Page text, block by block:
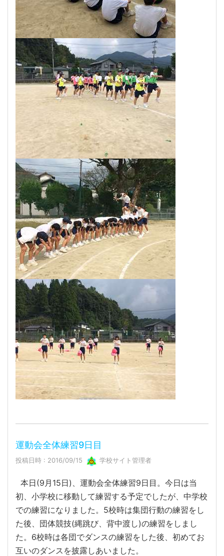
運動会全体練習9日目
投稿日時 : 2016/09/15 学校サイト管理者
本日(9月15日)、運動会全体練習9日目。今日は当
初、小学校に移動して練習する予定でしたが、中学校
での練習になりました。5校時は集団行動の練習をし
た後、団体競技(縄跳び、背中渡し)の練習をしまし
た。6校時は各団でダンスの練習をした後、初めてお
互いのダンスを披露しあいました。